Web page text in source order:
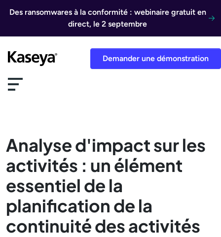
Des ransomwares à la conformité : webinaire gratuit en
direct, le 2 septembre
Demander une démonstration
Analyse d'impact sur les
activités : un élément
essentiel de la
planification de la
continuité des activités